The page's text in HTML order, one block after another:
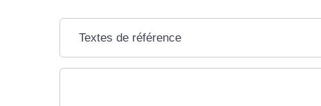
Textes de référence